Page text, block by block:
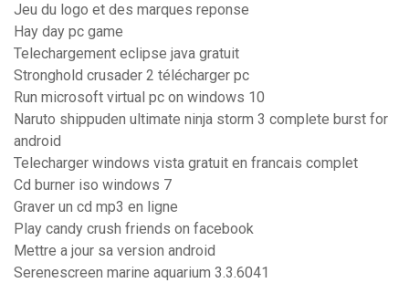
Jeu du logo et des marques reponse
Hay day pc game
Telechargement eclipse java gratuit
Stronghold crusader 2 télécharger pc
Run microsoft virtual pc on windows 10
Naruto shippuden ultimate ninja storm 3 complete burst for
android
Telecharger windows vista gratuit en francais complet
Cd burner iso windows 7
Graver un cd mp3 en ligne
Play candy crush friends on facebook
Mettre a jour sa version android
Serenescreen marine aquarium 3.3.6041